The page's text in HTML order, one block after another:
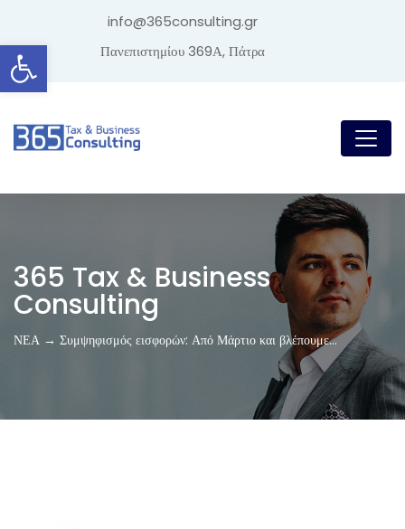
Ανοίξτε τη γραμμή εργαλείων
info@365consulting.gr
Πανεπιστημίου 369Α, Πάτρα
365 Tax & Business
Consulting
ΝΕΑ → Συμψηφισμός εισφορών: Από Μάρτιο και βλέπουμε…